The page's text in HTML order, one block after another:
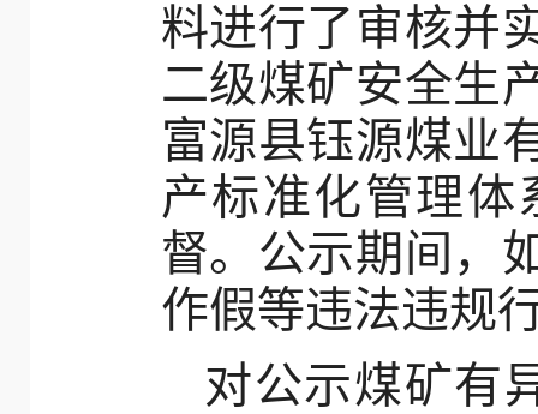
料进行了审核并
二级煤矿安全生
富源县钰源煤业
产标准化管理体
督。公示期间，
作假等违法违规
对公示煤矿有